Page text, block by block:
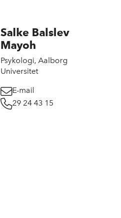
Salke Balslev
Mayoh
Psykologi, Aalborg
Universitet
E-mail
29 24 43 15